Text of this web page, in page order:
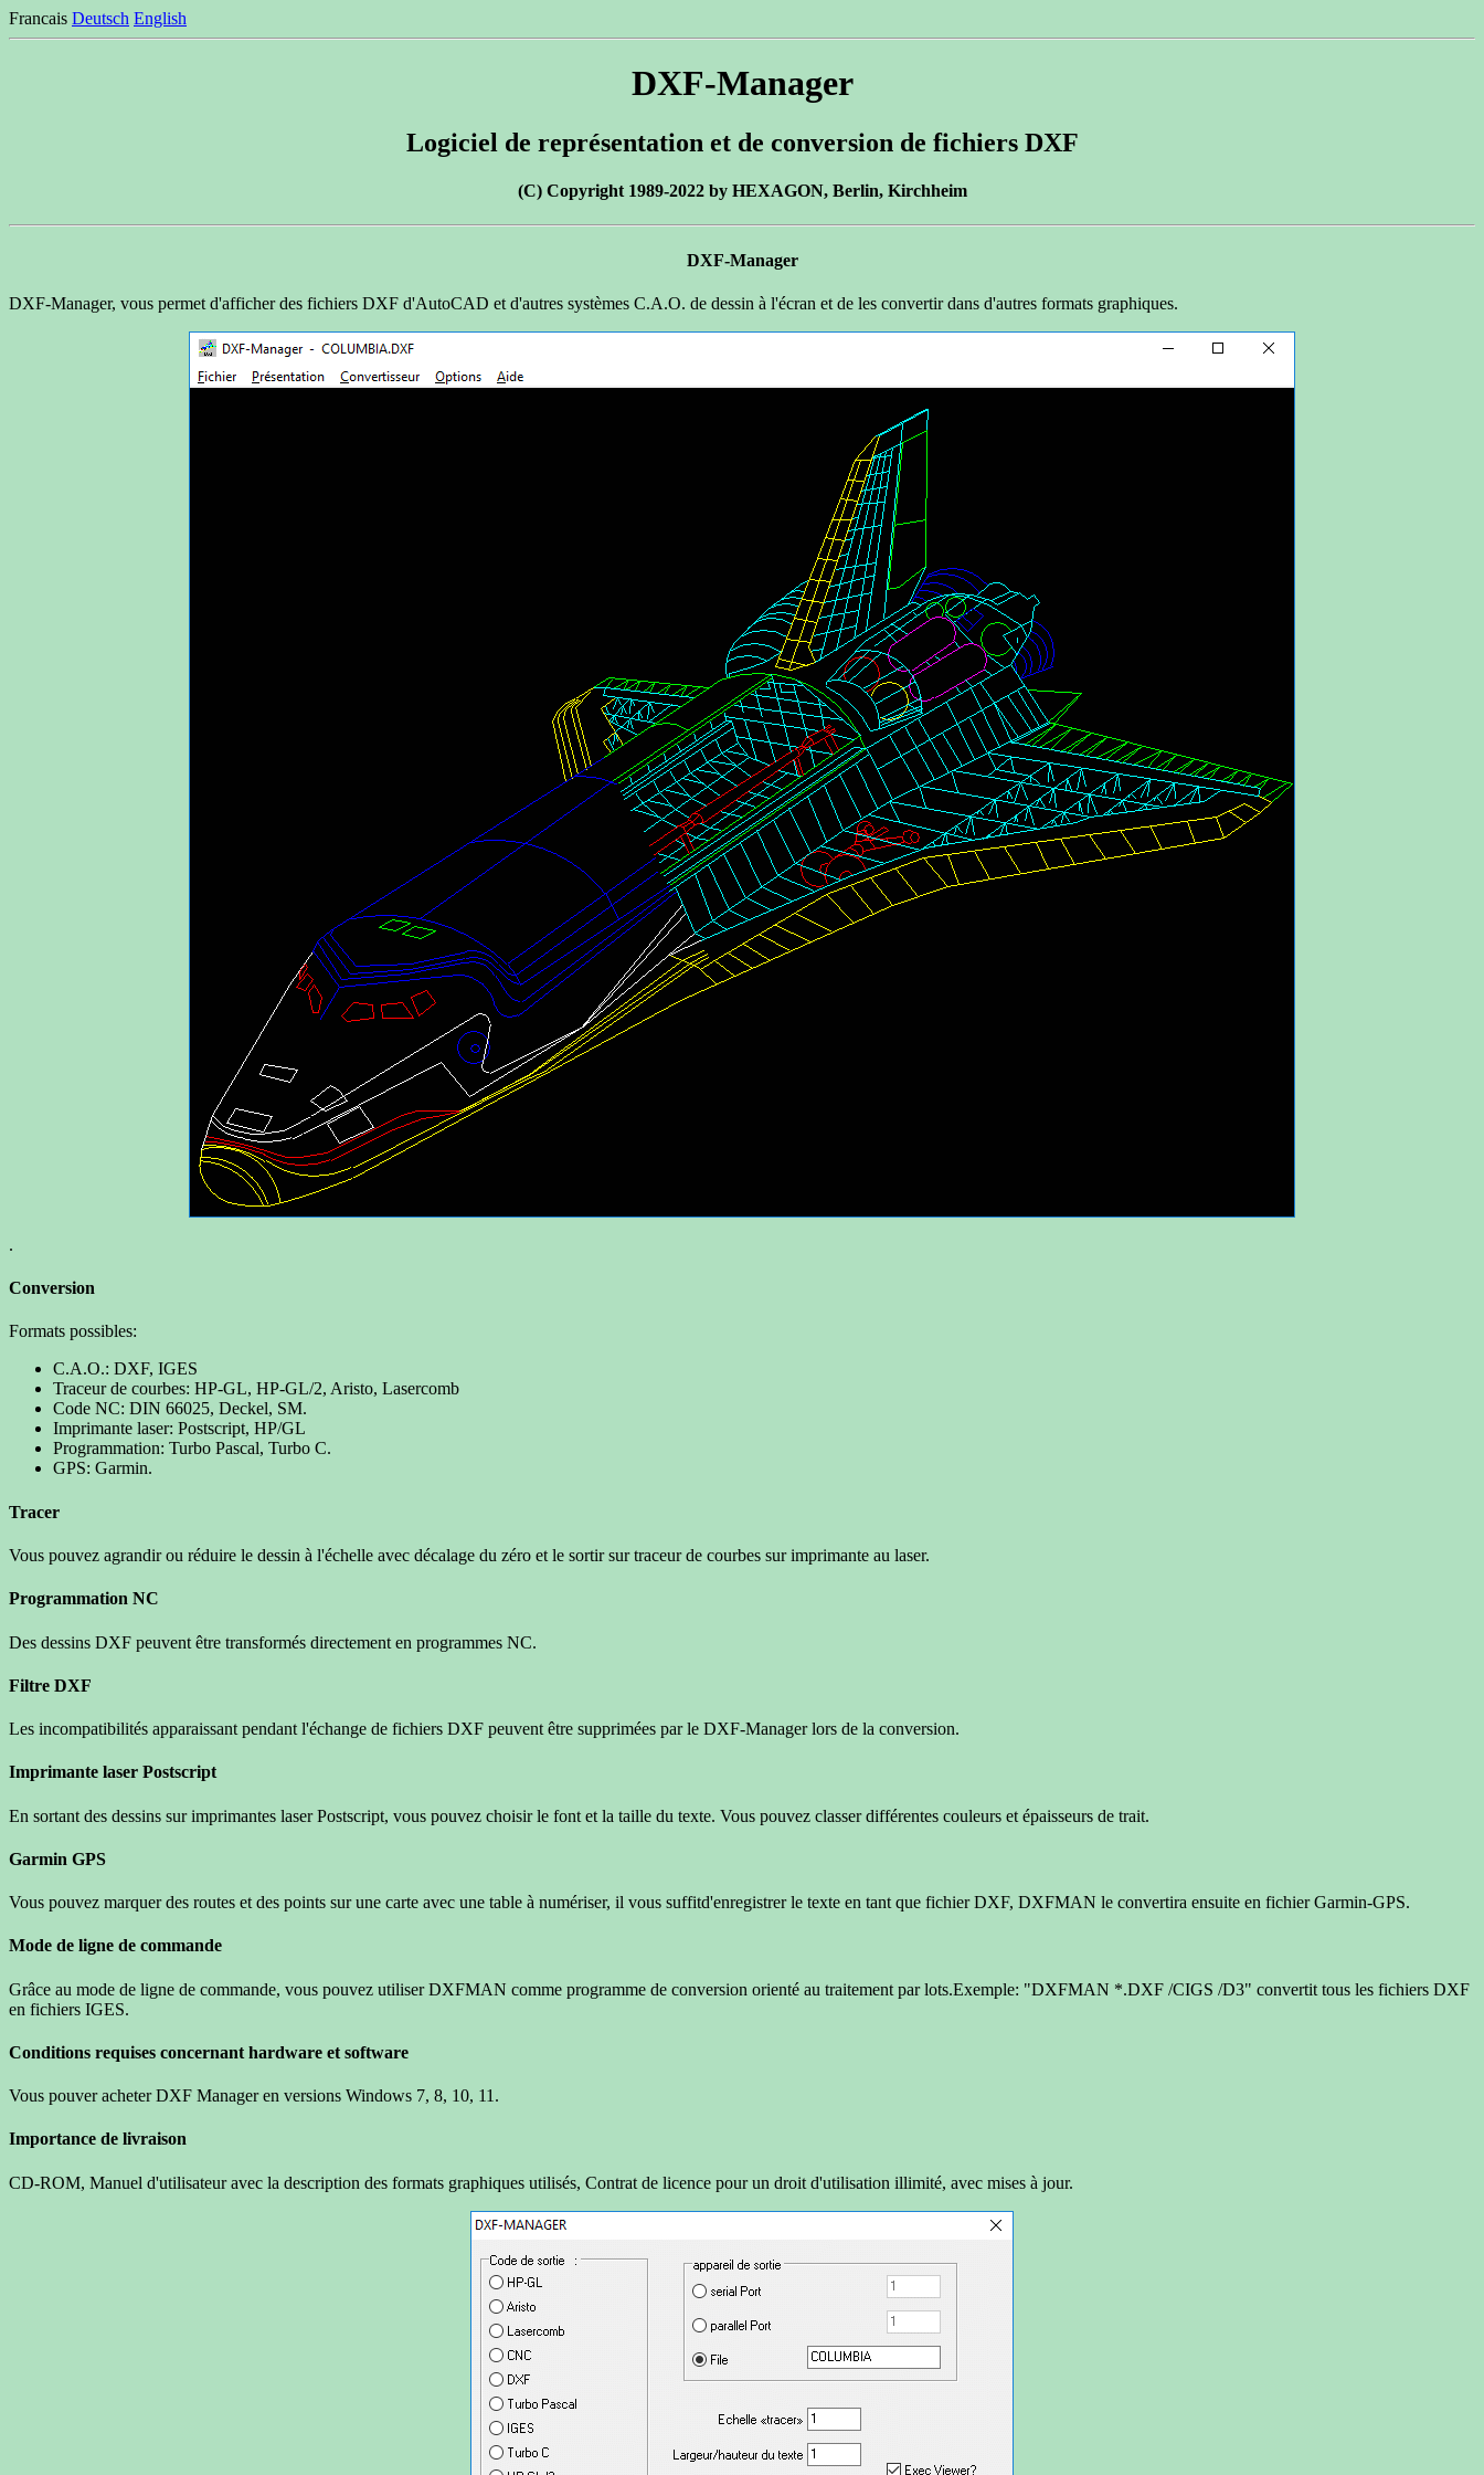
Francais Deutsch English
DXF-Manager
Logiciel de représentation et de conversion de fichiers DXF
(C) Copyright 1989-2022 by HEXAGON, Berlin, Kirchheim
DXF-Manager
DXF-Manager, vous permet d'afficher des fichiers DXF d'AutoCAD et d'autres systèmes C.A.O. de dessin à l'écran et de les convertir dans d'autres formats graphiques.
.
Conversion
Formats possibles:
C.A.O.: DXF, IGES
Traceur de courbes: HP-GL, HP-GL/2, Aristo, Lasercomb
Code NC: DIN 66025, Deckel, SM.
Imprimante laser: Postscript, HP/GL
Programmation: Turbo Pascal, Turbo C.
GPS: Garmin.
Tracer
Vous pouvez agrandir ou réduire le dessin à l'échelle avec décalage du zéro et le sortir sur traceur de courbes sur imprimante au laser.
Programmation NC
Des dessins DXF peuvent être transformés directement en programmes NC.
Filtre DXF
Les incompatibilités apparaissant pendant l'échange de fichiers DXF peuvent être supprimées par le DXF-Manager lors de la conversion.
Imprimante laser Postscript
En sortant des dessins sur imprimantes laser Postscript, vous pouvez choisir le font et la taille du texte. Vous pouvez classer différentes couleurs et épaisseurs de trait.
Garmin GPS
Vous pouvez marquer des routes et des points sur une carte avec une table à numériser, il vous suffitd'enregistrer le texte en tant que fichier DXF, DXFMAN le convertira ensuite en fichier Garmin-GPS.
Mode de ligne de commande
Grâce au mode de ligne de commande, vous pouvez utiliser DXFMAN comme programme de conversion orienté au traitement par lots.Exemple: "DXFMAN *.DXF /CIGS /D3" convertit tous les fichiers DXF
en fichiers IGES.
Conditions requises concernant hardware et software
Vous pouver acheter DXF Manager en versions Windows 7, 8, 10, 11.
Importance de livraison
CD-ROM, Manuel d'utilisateur avec la description des formats graphiques utilisés, Contrat de licence pour un droit d'utilisation illimité, avec mises à jour.